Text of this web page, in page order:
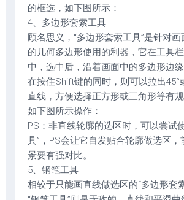
的框选，如下图所示：
4、多边形套索工具
顾名思义，“多边形套索工具”是针对
的几何多边形使用的利器，它在工具
中，选中后，沿着画面中的多边形边缘
在按住Shift键的同时，则可以拉出45°
直线，方便选择正方形或三角形等有
如下图所示操作：
PS：非直线轮廓的选区时，可以尝试
具”，PS会让它自发贴合轮廓做选区
景要有强对比。
5、钢笔工具
相较于只能画直线做选区的“多边形套